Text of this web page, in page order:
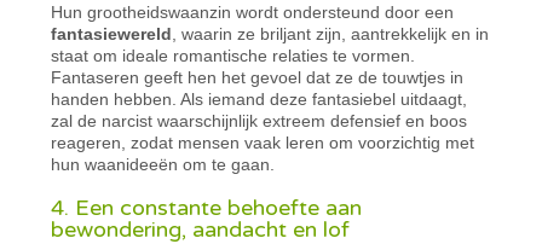
Hun grootheidswaanzin wordt ondersteund door een
fantasiewereld , waarin ze briljant zijn, aantrekkelijk en in
staat om ideale romantische relaties te vormen.
Fantaseren geeft hen het gevoel dat ze de touwtjes in
handen hebben. Als iemand deze fantasiebel uitdaagt,
zal de narcist waarschijnlijk extreem defensief en boos
reageren, zodat mensen vaak leren om voorzichtig met
hun waanideeën om te gaan.
4. Een constante behoefte aan
bewondering, aandacht en lof